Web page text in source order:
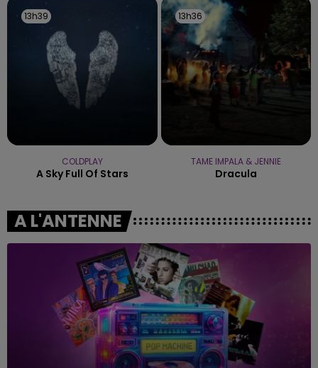
13h39
13h39
COLDPLAY
A Sky Full Of Stars
13h36
13h36
TAME IMPALA & JENNIE
Dracula
A L'ANTENNE